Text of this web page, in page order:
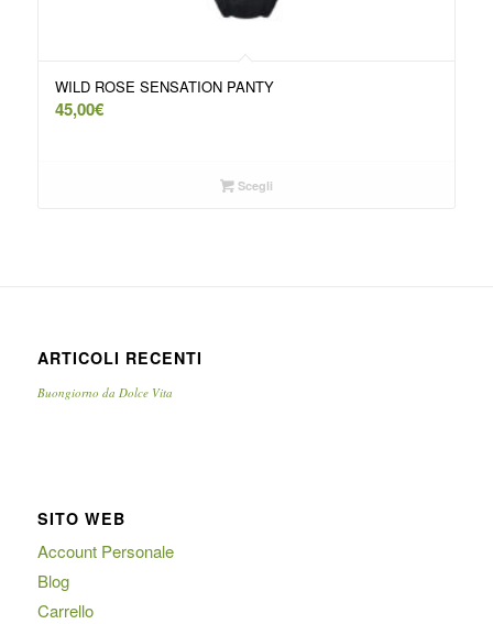
WILD ROSE SENSATION PANTY
45,00€
Scegli
ARTICOLI RECENTI
Buongiorno da Dolce Vita
SITO WEB
Account Personale
Blog
Carrello